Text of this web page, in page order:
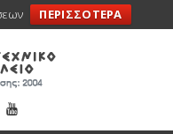
ΠΕΡΙΣΣΟΤΕΡΑ